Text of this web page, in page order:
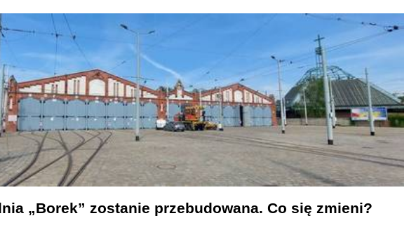
„Borek” zostanie przebudowana. Co się zmieni?